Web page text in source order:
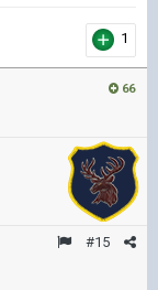
1
66
#15